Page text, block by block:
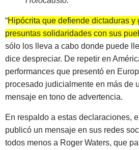
“Hipócrita que defiende dictaduras
presuntas solidaridades con sus
sólo los lleva a cabo donde puede
dice despreciar. De repetir en
performances que presentó en
procesado judicialmente en más de
mensaje en tono de advertencia.
En respaldo a estas declaraciones,
publicó un mensaje en sus redes
todos menos a Roger Waters, que